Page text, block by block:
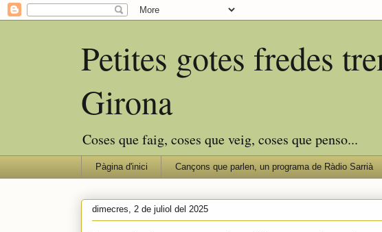
Petites gotes fredes
Girona
Coses que faig, coses que veig, coses que penso...
Pàgina d'inici Cançons que parlen, un programa de Ràdio Sarrià
dimecres, 2 de juliol del 2025